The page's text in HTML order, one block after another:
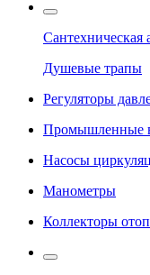
Сантехническая
Душевые трапы
Регуляторы
Промышленные
Насосы
Манометры
Коллекторы